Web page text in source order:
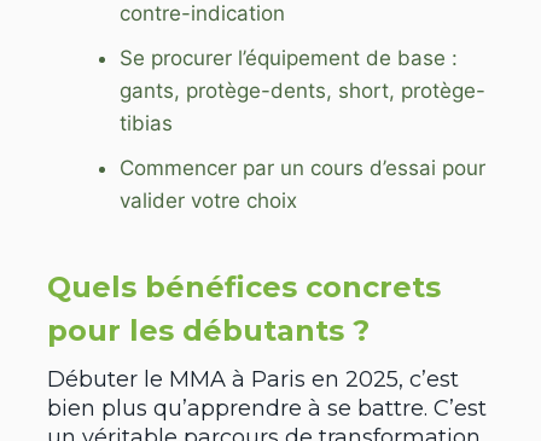
contre-indication
Se procurer l’équipement de base :
gants, protège-dents, short, protège-
tibias
Commencer par un cours d’essai pour
valider votre choix
Quels bénéfices concrets
pour les débutants ?
Débuter le MMA à Paris en 2025, c’est
bien plus qu’apprendre à se battre. C’est